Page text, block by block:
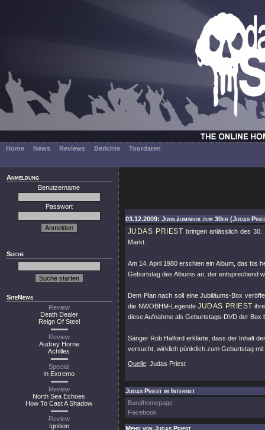
Home News Reviews Berichte Tourdaten
Anmeldung
Benutzername
Passwort
Suche
SiteNews
Review
Death Dealer
Reign Of Steel
Review
Audrey Horne
Achilles
Special
In Extremo
Review
North Sea Echoes
How To Cast A Shadow
Review
Ignition
03.12.2009: Jubiläumsbox zum 30er (Judas
JUDAS PRIEST bringen anlässlich des
Markt.
Am 14. April 1980 erschien ein Album, das bis
Geburtstag des Albums an, der entsprechend
Dem Plan nach soll eine Jubiläums-Box
die NWOBHM-LegendeJUDAS PRIEST
diese Aufnahme als Geburtstags-DVD der Box
Sänger Rob Halford erklärte, dass der Inhalt
versucht, wirklich pünktlich zum Geburtstag
Quelle: Judas Priest
Judas Priest im Internet
Bandhomepage
Facebook
Mehr von Judas Priest